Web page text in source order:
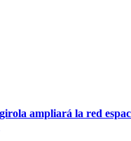
ampliará la red